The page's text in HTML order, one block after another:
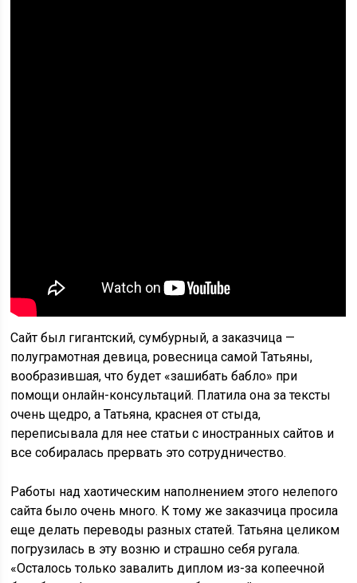
Сайт был гигантский, сумбурный, а заказчица —
полуграмотная девица, ровесница самой Татьяны,
вообразившая, что будет «зашибать бабло» при
помощи онлайн-консультаций. Платила она за тексты
очень щедро, а Татьяна, краснея от стыда,
переписывала для нее статьи с иностранных сайтов и
все собиралась прервать это сотрудничество.
Работы над хаотическим наполнением этого нелепого
сайта было очень много. К тому же заказчица просила
еще делать переводы разных статей. Татьяна целиком
погрузилась в эту возню и страшно себя ругала.
«Осталось только завалить диплом из-за копеечной